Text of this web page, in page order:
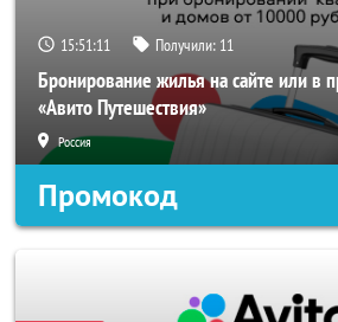
15:51:10 Получили: 11
Бронирование жилья на сайте или в
«Авито Путешествия»
Россия
Промокод